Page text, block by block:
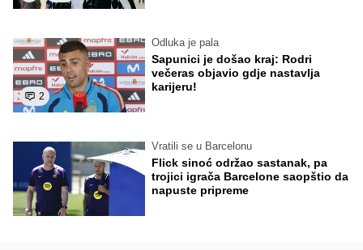
2
Odluka je pala
Sapunici je došao kraj: Rodri
večeras objavio gdje nastavlja
karijeru!
Vratili se u Barcelonu
Flick sinoć održao sastanak, pa
trojici igrača Barcelone saopštio da
napuste pripreme